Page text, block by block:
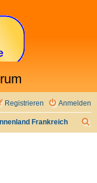
Anmelden
Registrieren
Frankreich